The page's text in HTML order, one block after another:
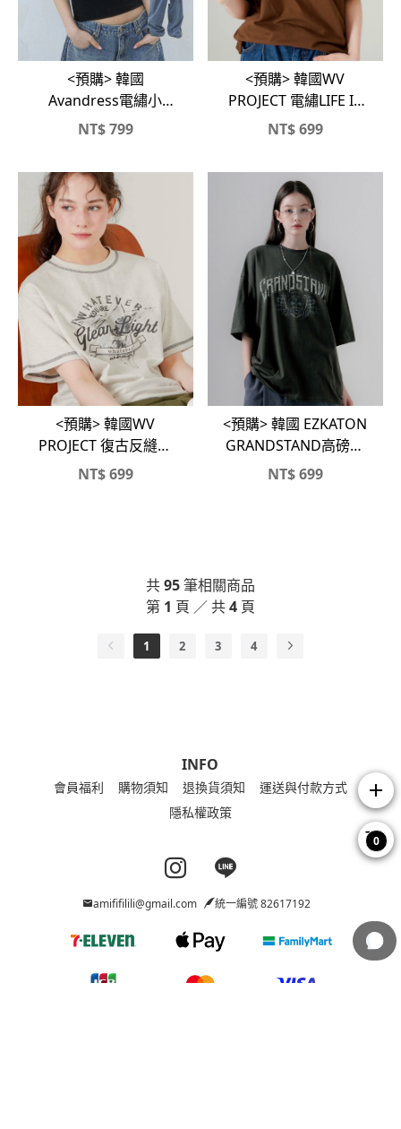
<預購> 韓國
Avandress電繡小
LOGO挖背背心
NT$799
<預購> 韓國WV
PROJECT 電繡LIFE IS
NOT❤️高磅純棉短T
NT$699
<預購> 韓國WV
PROJECT 復古反縫線
⭐️高磅純棉短T
NT$699
<預購> 韓國 EZKATON
GRANDSTAND高磅純
棉短T
NT$699
共95筆相關商品
第 1 頁 ／ 共4頁
1 2 3 4
INFO
會員福利 購物須知 退換貨須知
運送與付款方式
隱私權政策
Instagram page
Line page
amififilili@gmail.com 統一編號 82617192
add
0